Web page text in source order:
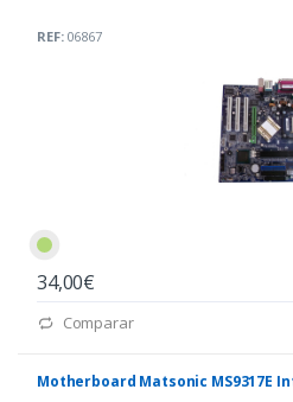
REF:06867
34,00€
Comparar
Motherboard Matsonic MS9317E